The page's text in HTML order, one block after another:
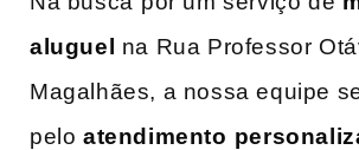
aluguel na Rua Professor
Magalhães, a nossa equipe
pelo atendimento